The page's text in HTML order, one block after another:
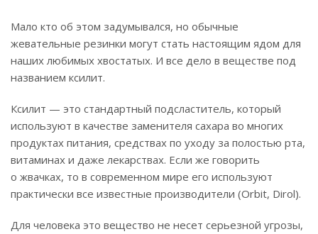
Мало кто об этом задумывался, но обычные
жевательные резинки могут стать настоящим ядом для
наших любимых хвостатых. И все дело в веществе под
названием ксилит.
Ксилит — это стандартный подсластитель, который
используют в качестве заменителя сахара во многих
продуктах питания, средствах по уходу за полостью рта,
витаминах и даже лекарствах. Если же говорить
о жвачках, то в современном мире его используют
практически все известные производители (Orbit, Dirol).
Для человека это вещество не несет серьезной угрозы,